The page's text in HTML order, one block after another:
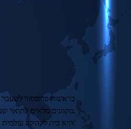
מקוונים מלאים לתואר שני ודוקטורט בלימודי אושר - המשלבת את תובנותיהם של חוקרים מובילים בעולם ואת המחקר המדעי העדכני ביותר.
HSA היא בית לקהילה עולמית דינמית ותומכת של אלפי אנשי מקצוע ממעל 100 מדינות.